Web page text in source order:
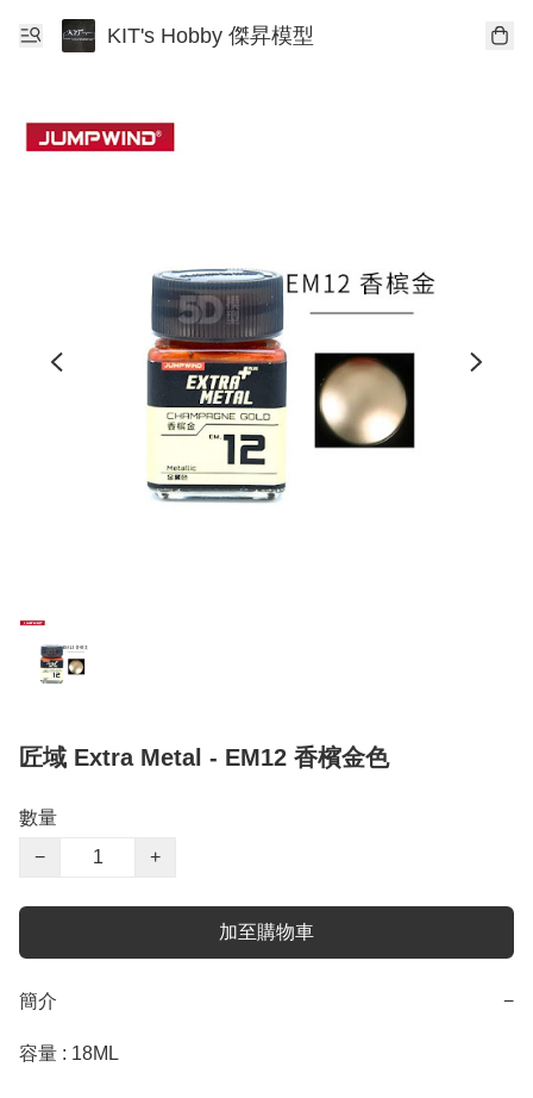
KIT's Hobby 傑昇模型
匠域 Extra Metal - EM12 香檳金色
數量
−
+
加至購物車
簡介 −
容量 : 18ML